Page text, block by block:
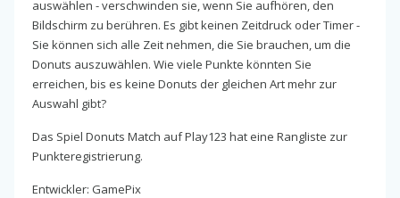
auswählen - verschwinden sie, wenn Sie aufhören, den
Bildschirm zu berühren. Es gibt keinen Zeitdruck oder Timer -
Sie können sich alle Zeit nehmen, die Sie brauchen, um die
Donuts auszuwählen. Wie viele Punkte könnten Sie
erreichen, bis es keine Donuts der gleichen Art mehr zur
Auswahl gibt?
Das Spiel Donuts Match auf Play123 hat eine Rangliste zur
Punkteregistrierung.
Entwickler: GamePix